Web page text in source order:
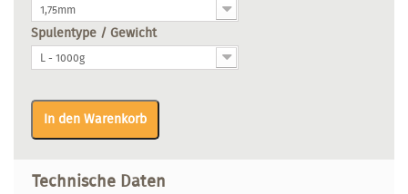
1,75mm
Spulentype / Gewicht
L - 1000g
In den Warenkorb
Technische Daten